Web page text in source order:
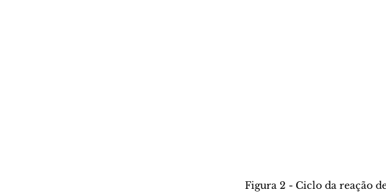
Figura 2 - Ciclo da reação